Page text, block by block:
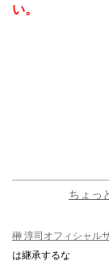
い。
ちょっ
榊 淳司オフィシャル
は継承するな